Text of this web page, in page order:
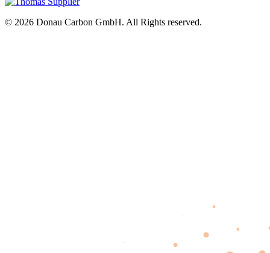
© 2026 Donau Carbon GmbH. All Rights reserved.